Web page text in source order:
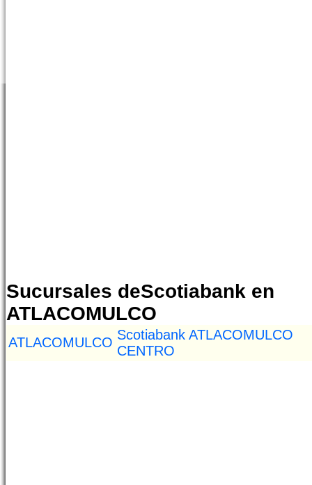
Sucursales deScotiabank en
ATLACOMULCO
ATLACOMULCO Scotiabank ATLACOMULCO
CENTRO